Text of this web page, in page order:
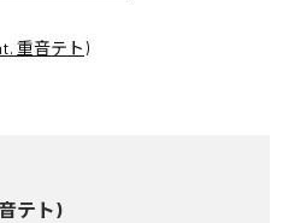
重音テト)
テト)